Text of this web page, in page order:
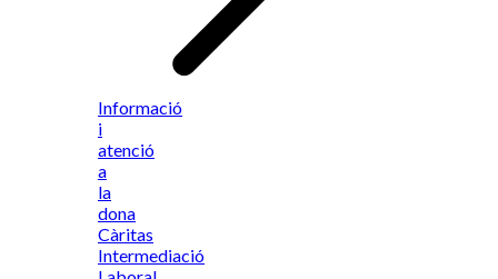
Informació
i
atenció
a
la
dona
Càritas
Intermediació